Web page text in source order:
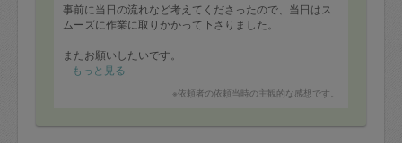
事前に当日の流れなど考えてくださったので、当日はス
ムーズに作業に取りかかって下さりました。
またお願いしたいです。
もっと見る
※依頼者の依頼当時の主観的な感想です。